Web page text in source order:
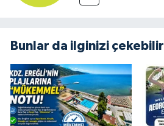
Bunlar da ilginizi çekebilir